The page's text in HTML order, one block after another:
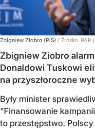
Zbigniew Ziobro (PiS) / Źródło: PAP /
Zbigniew Ziobro
Donaldowi Tuskowi
na przyszłoroczne
Były minister
"Finansowanie
to przestępstwo.